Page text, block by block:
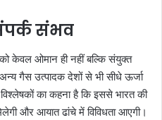
संभव
केवल ओमान ही नहीं बल्कि संयुक्त
गैस उत्पादक देशों से भी सीधे ऊर्जा
का कहना है कि इससे भारत की
और आयात ढांचे में विविधता आएगी।